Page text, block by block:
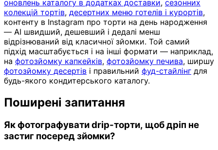
оновлень каталогу в додатках доставки, сезонних
колекцій тортів, десертних меню готелів і курортів,
контенту в Instagram про торти на день народження
— AI швидший, дешевший і дедалі менш
відрізнюваний від класичної зйомки. Той самий
підхід масштабується і на інші формати — наприклад,
на фотозйомку капкейків, фотозйомку печива, ширшу
фотозйомку десертів і правильний фуд-стайлінг для
будь-якого кондитерського каталогу.
Поширені запитання
Як фотографувати drip-торти, щоб дріп не
застиг посеред зйомки?